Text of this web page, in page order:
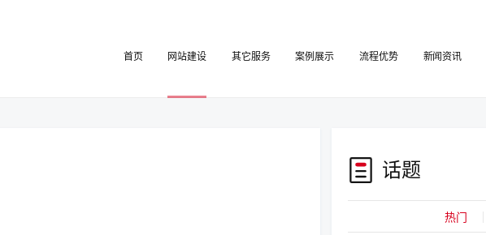
首页 网站建设 其它服务 案例展示 流程优势 新闻资讯
话题
热门